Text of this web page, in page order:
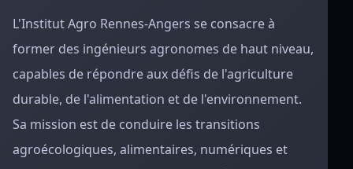
L'Institut Agro Rennes-Angers se consacre à
former des ingénieurs agronomes de haut niveau,
capables de répondre aux défis de l'agriculture
durable, de l'alimentation et de l'environnement.
Sa mission est de conduire les transitions
agroécologiques, alimentaires, numériques et